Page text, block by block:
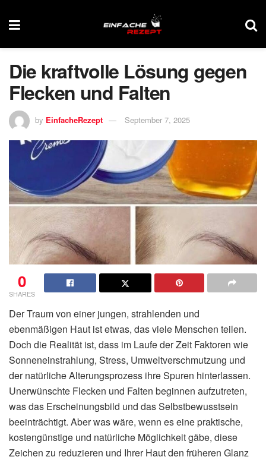
Die kraftvolle Lösung gegen
Flecken und Falten
by EinfacheRezept September 7, 2025
0
SHARES
Der Traum von einer jungen, strahlenden und
ebenmäßigen Haut ist etwas, das viele Menschen teilen.
Doch die Realität ist, dass im Laufe der Zeit Faktoren wie
Sonneneinstrahlung, Stress, Umweltverschmutzung und
der natürliche Alterungsprozess ihre Spuren hinterlassen.
Unerwünschte Flecken und Falten beginnen aufzutreten,
was das Erscheinungsbild und das Selbstbewusstsein
beeinträchtigt. Aber was wäre, wenn es eine praktische,
kostengünstige und natürliche Möglichkeit gäbe, diese
Zeichen zu reduzieren und Ihrer Haut den früheren Glanz